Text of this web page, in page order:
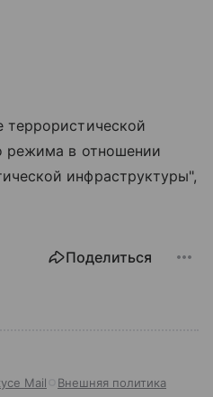
террористической
режима в отношении
инфраструктуры",
Поделиться
Mail Внешняя политика